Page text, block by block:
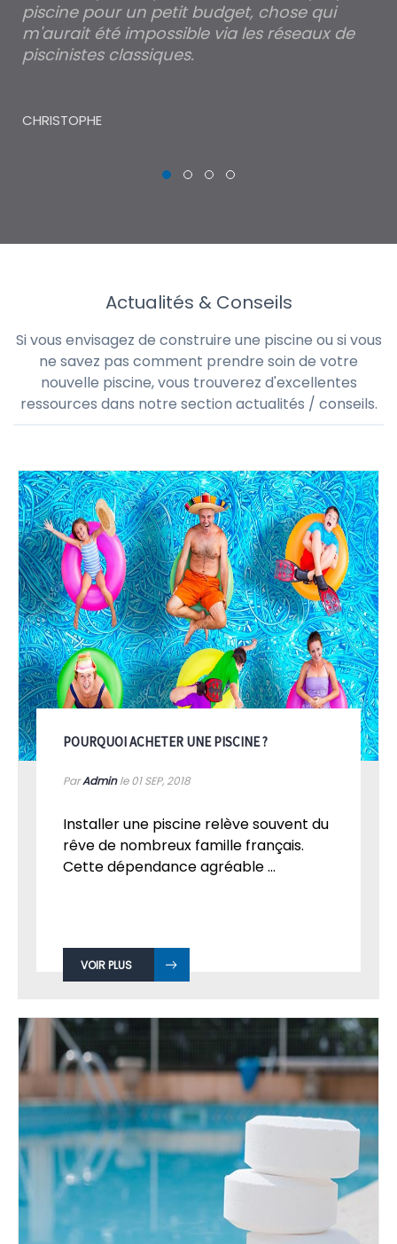
piscine pour un petit budget, chose qui
m'aurait été impossible via les réseaux de
piscinistes classiques.
CHRISTOPHE
Actualités & Conseils
Si vous envisagez de construire une piscine ou si vous
ne savez pas comment prendre soin de votre
nouvelle piscine, vous trouverez d'excellentes
ressources dans notre section actualités / conseils.
POURQUOI ACHETER UNE PISCINE ?
ParAdminle 01SEP, 2018
Installer une piscine relève souvent du
rêve de nombreux famille français.
Cette dépendance agréable ...
VOIR PLUS